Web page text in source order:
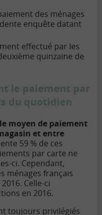
des ménages
enquête datant
effectué par les
quinzaine de
le paiement par
du quotidien
moyen de paiement
et entre
59 % de ces
par carte ne
ci. Cependant,
ménages français
Celle-ci
en 2016.
toujours privilégiés